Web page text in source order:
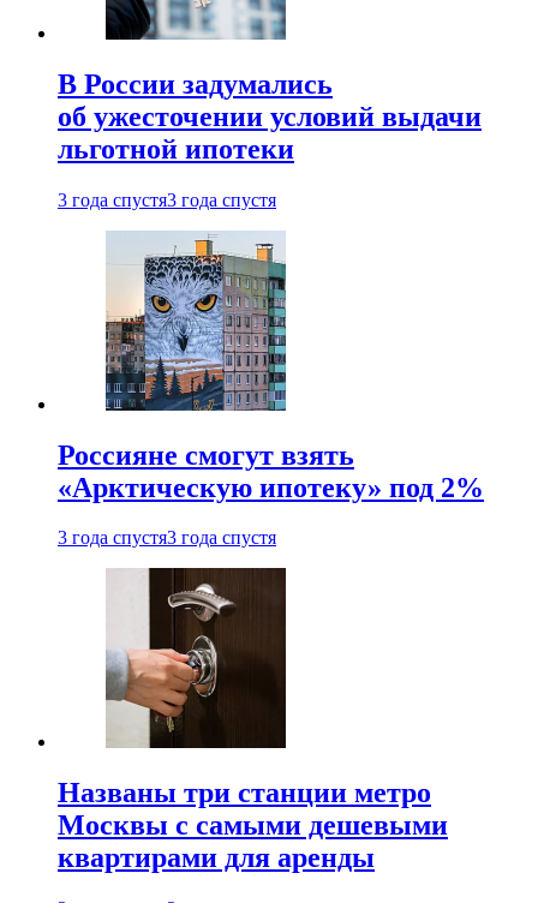
В России задумались
об ужесточении условий выдачи
льготной ипотеки
3 года спустя3 года спустя
Россияне смогут взять
«Арктическую ипотеку» под 2%
3 года спустя3 года спустя
Названы три станции метро
Москвы с самыми дешевыми
квартирами для аренды